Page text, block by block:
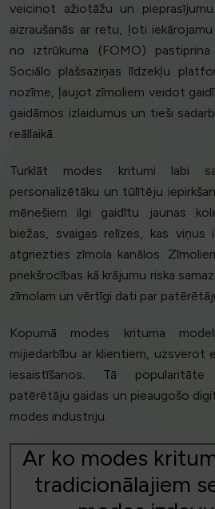
veicinot ažiotāžu un
aizraušanās ar retu, ļoti
no iztrūkuma (FOMO)
Sociālo plašsaziņas līdzekļu
nozīme, ļaujot zīmoliem veidot
gaidāmos izlaidumus un tieši
reāllaikā.
Turklāt modes kritumi labi
personalizētāku un tūlītēju
mēnešiem ilgi gaidītu jaunas
biežas, svaigas relīzes, kas viņus
atgriezties zīmola kanālos.
priekšrocības kā krājumu riska
zīmolam un vērtīgi dati par
Kopumā modes krituma
mijiedarbību ar klientiem, uzsverot
iesaistīšanos. Tā
patērētāju gaidas un pieaugošo
modes industriju.
Ar ko modes
tradicionālajiem